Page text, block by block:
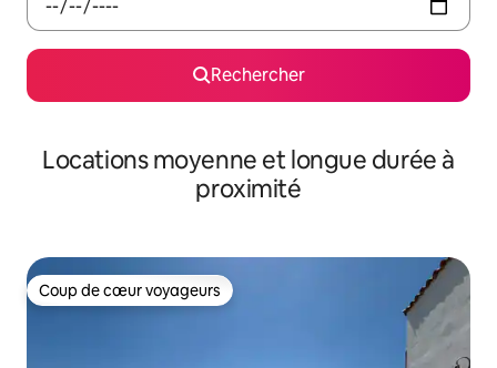
Rechercher
Locations moyenne et longue durée à
proximité
Coup de cœur voyageurs
Coup de cœur voyageurs